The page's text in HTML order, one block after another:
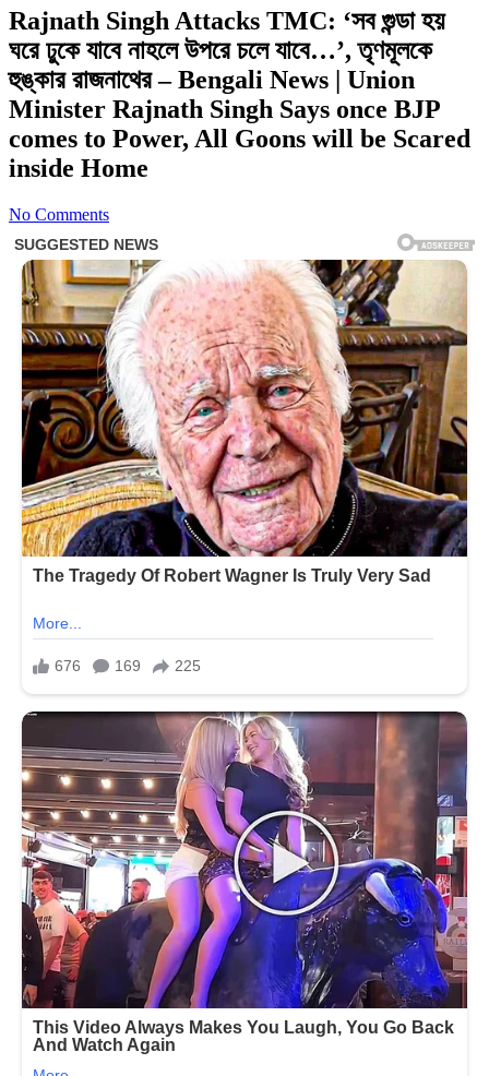
Rajnath Singh Attacks TMC: ‘সব গুন্ডা হয়
ঘরে ঢুকে যাবে নাহলে উপরে চলে যাবে…’, তৃণমূলকে
হুঙ্কার রাজনাথের – Bengali News | Union
Minister Rajnath Singh Says once BJP
comes to Power, All Goons will be Scared
inside Home
No Comments